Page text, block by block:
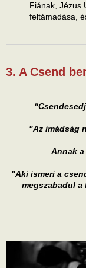
Fiának, Jézus
feltámadása,
3. A Csend
"Az imádság
Annak
"Aki ismeri a
megszabadul a